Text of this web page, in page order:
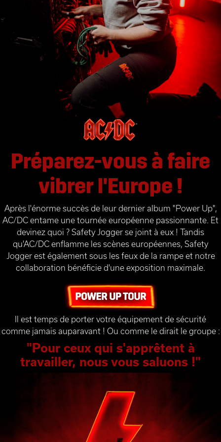
Préparez-vous à faire
vibrer l'Europe !
Après l'énorme succès de leur dernier album "Power Up",
AC/DC entame une tournée européenne passionnante. Et
devinez quoi ? Safety Jogger se joint à eux ! Tandis
qu'AC/DC enflamme les scènes européennes, Safety
Jogger est également sous les feux de la rampe et notre
collaboration bénéficie d'une exposition maximale.
Il est temps de porter votre équipement de sécurité
comme jamais auparavant ! Ou comme le dirait le groupe :
"Pour ceux qui s'apprêtent à
travailler, nous vous saluons !"